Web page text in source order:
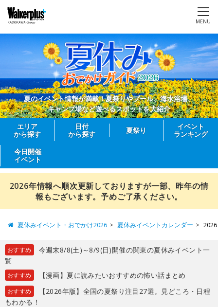
MENU
夏のイベント情報が満載！夏祭りやプール、海水浴場、
キャンプ場など遊べるスポットを大紹介
エリア
から探す
日付
から探す
夏祭り
イベント
ランキング
今日開催
イベント
2026年情報へ順次更新しておりますが一部、昨年の情
報もございます。予めご了承ください。
夏休みイベント・おでかけ2026 夏休みイベントカレンダー
おすすめ
今週末8/8(土)～8/9(日)開催の関東の夏休みイベント一
覧
おすすめ 【漫画】夏に読みたいおすすめの怖い話まとめ
おすすめ
【2026年版】全国の夏祭り注目27選。見どころ・日程
もわかる！